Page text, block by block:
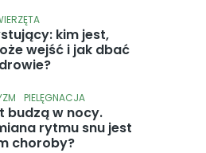
kim jest,
wejść i jak dbać
PIELĘGNACJA
budzą w nocy.
rytmu snu jest
choroby?